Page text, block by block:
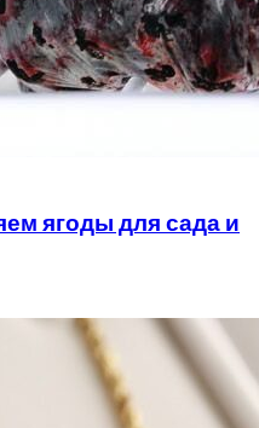
ягоды для сада и